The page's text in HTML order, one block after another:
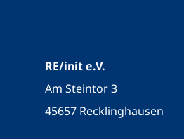
RE/init e.V.
Am Steintor 3
45657 Recklinghausen